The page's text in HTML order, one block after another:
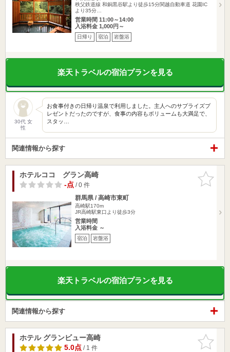
秩父鉄道線 和銅黒谷駅より徒歩15分関越自動車道 花園IC
より35分…
営業時間 11:00～14:00
入浴料金 1,000円～
日帰り 宿泊 岩盤浴
楽天トラベルの宿泊プランを見る
30代 女
性
お食事付きの日帰り温泉で利用しました。主人へのサプライズプ
レゼントだったのですが、食事の内容もボリュームも大満足で、
スタッ…
関連情報から探す
お気に入
りに追加
ホテルココ グラン高崎
-点/ 0 件
群馬県 / 高崎市東町
高崎駅170m
JR高崎駅東口より徒歩3分
営業時間
入浴料金 ～
宿泊 岩盤浴
楽天トラベルの宿泊プランを見る
関連情報から探す
お気に入
りに追加
ホテル グランビュー高崎
5.0点/ 1 件